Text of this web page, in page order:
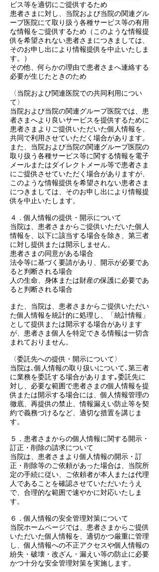
ビス等を適切にご提供するため
患者さまに対し、当院および当院の関連グル
ープ医院にて取り扱う各種サービス等の有用
な情報をご提供するため（このような情報提
供を希望されない患者さまにつきましては、
そのお申し出により情報提供を中止いたしま
す。）
その他、何らかの理由で患者さまへ連絡する
必要が生じたときのため
〈当院および関連医院での共同利用につい
て〉
当院および当院の関連グループ医院では、患
者さまへより良いサービスを提供するために
患者さまよりご提供いただいた個人情報を、
共同で利用させていただく場合があります。
また、当院および当院の関連グループ医院の
取り扱う各種サービス等に関する情報を電子
メールまたはダイレクトメール等で患者さま
にご提供させていただく場合がありますが、
このような情報提供を希望されない患者さま
につきましては、そのお申し出により情報提
供を中止いたします。
４．個人情報の提供・開示について
当院は、患者さまからご提供いただいた個人
情報を、以下に該当する場合を除き、第三者
に対し提供または開示しません。
患者さまの同意がある場合
法令等に基づく要請があり、開示が必要であ
ると判断される場合
人の生命、身体または財産の保護に必要であ
ると判断される場合
また、当院は、患者さまからご提供いただい
た個人情報を統計的に処理し、「統計情報」
として提供または開示する場合があります
が、患者さま個人を特定できる情報は一切含
まれておりません。
〈委託先への提供・開示について〉
当院は､個人情報の取り扱いについて､第三者
に業務を委託する場合があります｡委託先に
対し、必要な範囲で患者さまの個人情報を提
供または開示する場合には、個人情報管理の
徹底、再提供の禁止、情報漏えい防止等を契
約で義務づけるなど、適切な措置を講じま
す。
５．患者さまからの個人情報に関する開示・
訂正・削除の請求について
当院は、患者さまより個人情報の開示・訂
正・削除等のご依頼があった場合は、当院所
定の手続に従い、ご依頼者が本人または代理
人であることを確認させていただいたうえ
で、合理的な範囲で速やかに対応いたしま
す。
６．個人情報の安全管理対策について
当院ホームページでは、患者さまからご提供
いただいた個人情報を、適切かつ厳重に管理
し、個人情報への不正アクセスや個人情報の
紛失・破壊・改ざん・漏えい等の防止に必要
かつ十分な安全管理対策を実施します。